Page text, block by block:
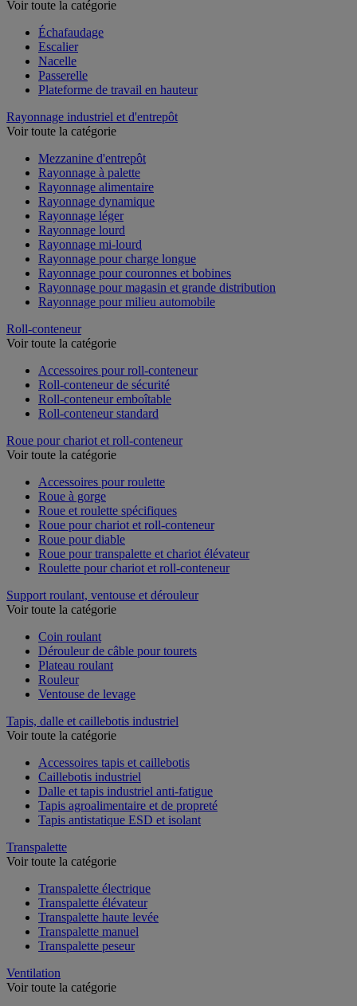
Voir toute la catégorie
Échafaudage
Escalier
Nacelle
Passerelle
Plateforme de travail en hauteur
Rayonnage industriel et d'entrepôt
Voir toute la catégorie
Mezzanine d'entrepôt
Rayonnage à palette
Rayonnage alimentaire
Rayonnage dynamique
Rayonnage léger
Rayonnage lourd
Rayonnage mi-lourd
Rayonnage pour charge longue
Rayonnage pour couronnes et bobines
Rayonnage pour magasin et grande distribution
Rayonnage pour milieu automobile
Roll-conteneur
Voir toute la catégorie
Accessoires pour roll-conteneur
Roll-conteneur de sécurité
Roll-conteneur emboîtable
Roll-conteneur standard
Roue pour chariot et roll-conteneur
Voir toute la catégorie
Accessoires pour roulette
Roue à gorge
Roue et roulette spécifiques
Roue pour chariot et roll-conteneur
Roue pour diable
Roue pour transpalette et chariot élévateur
Roulette pour chariot et roll-conteneur
Support roulant, ventouse et dérouleur
Voir toute la catégorie
Coin roulant
Dérouleur de câble pour tourets
Plateau roulant
Rouleur
Ventouse de levage
Tapis, dalle et caillebotis industriel
Voir toute la catégorie
Accessoires tapis et caillebotis
Caillebotis industriel
Dalle et tapis industriel anti-fatigue
Tapis agroalimentaire et de propreté
Tapis antistatique ESD et isolant
Transpalette
Voir toute la catégorie
Transpalette électrique
Transpalette élévateur
Transpalette haute levée
Transpalette manuel
Transpalette peseur
Ventilation
Voir toute la catégorie